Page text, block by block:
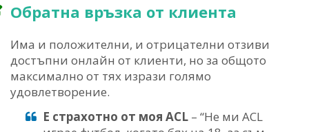
Обратна връзка от клиента
Има и положителни, и отрицателни отзиви
достъпни онлайн от клиенти, но за общото
максимално от тях изрази голямо
удовлетворение.
Е страхотно от моя ACL – “Не ми ACL